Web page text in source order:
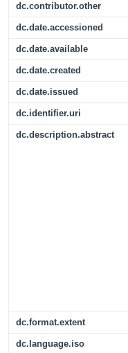
dc.contributor.other
dc.date.accessioned
dc.date.available
dc.date.created
dc.date.issued
dc.identifier.uri
dc.description.abstract
dc.format.extent
dc.language.iso